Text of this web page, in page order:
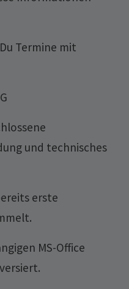
Termine mit
und technisches
erste
MS-Office